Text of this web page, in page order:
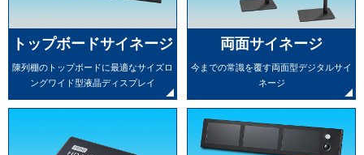
トップボードサイネージ
陳列棚のトップボードに最適なサイズロ
ングワイド型液晶ディスプレイ
両面サイネージ
今までの常識を覆す両面型デジタルサイ
ネージ